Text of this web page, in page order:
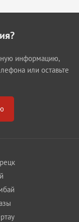
информацию,
или оставьте